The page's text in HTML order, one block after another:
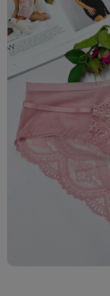
Wybierz coś
zaloguj się,